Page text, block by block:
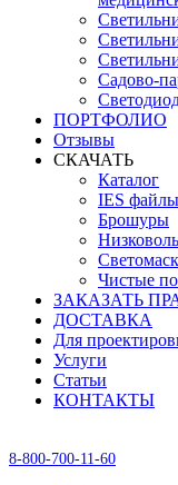
Садово-
ПОРТФОЛИО
Отзывы
СКАЧАТЬ
Каталог
IES файлы
Брошуры
Чистые
ЗАКАЗАТЬ
ДОСТАВКА
Для
Услуги
Статьи
КОНТАКТЫ
8-800-700-11-60